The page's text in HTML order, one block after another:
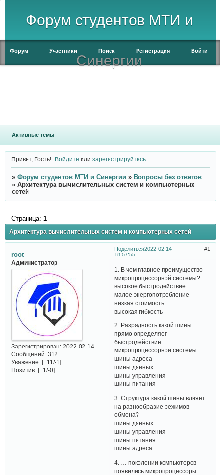
Форум студентов МТИ и
Синергии
Форум Участники Поиск Регистрация Войти
Активные темы
Привет, Гость! Войдите илизарегистрируйтесь
» Форум студентов МТИ и Синергии » Вопросы без ответов
» Архитектура вычислительных систем и компьютерных
сетей
Архитектура вычислительных систем и компьютерных сетей
Страница: 1
Поделиться 1
2022-02-14
18:57:55
root
Администратор
Зарегистрирован: 2022-02-14
Сообщений:312
Уважение: [+11/-1]
Позитив: [+1/-0]
1. В чем главное преимущество
микропроцессорной системы?
высокое быстродействие
малое энергопотребление
низкая стоимость
высокая гибкость
2. Разрядность какой шины
прямо определяет
быстродействие
микропроцессорной системы
шины адреса
шины данных
шины управления
шины питания
3. Структура какой шины влияет
на разнообразие режимов
обмена?
шины данных
шины управления
шины питания
шины адреса
4. … поколении компьютеров
появились микропроцессоры